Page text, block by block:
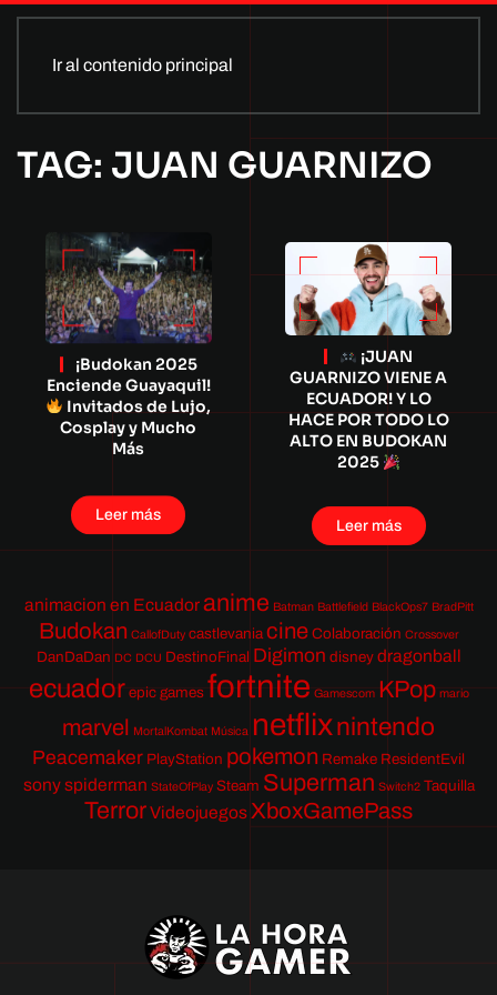
Ir al contenido principal
TAG: JUAN GUARNIZO
¡Budokan 2025
Enciende Guayaquil!
Invitados de Lujo,
Cosplay y Mucho
Más
Leer más
¡JUAN
GUARNIZO VIENE A
ECUADOR! Y LO
HACE POR TODO LO
ALTO EN BUDOKAN
2025
Leer más
animacion en Ecuador anime Batman Battlefield BlackOps7 BradPitt
Budokan CallofDuty castlevania cine Colaboración Crossover
DanDaDan DC DCU DestinoFinal Digimon disney dragonball
ecuador epic games fortnite Gamescom KPop mario
marvel MortalKombat Música netflixnintendo
Peacemaker PlayStation pokemon Remake ResidentEvil
sony spiderman StateOfPlay Steam Superman Switch2 Taquilla
TerrorVideojuegos XboxGamePass